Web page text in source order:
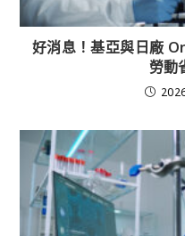
好消息！基亞與日廠
勞動